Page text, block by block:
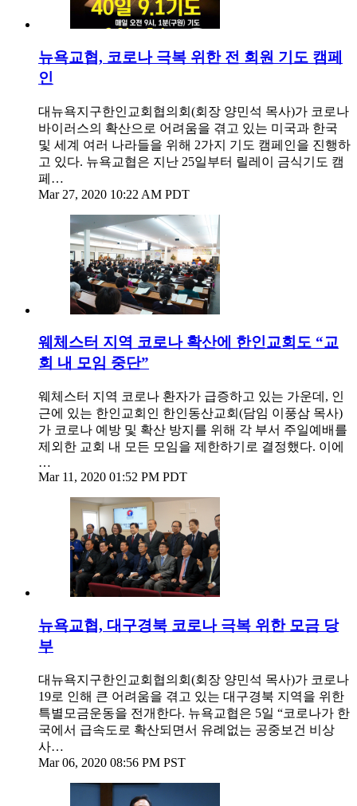
뉴욕교협, 코로나 극복 위한 전 회원 기도 캠페
인
대뉴욕지구한인교회협의회(회장 양민석 목사)가 코로나
바이러스의 확산으로 어려움을 겪고 있는 미국과 한국
및 세계 여러 나라들을 위해 2가지 기도 캠페인을 진행하
고 있다. 뉴욕교협은 지난 25일부터 릴레이 금식기도 캠
페…
Mar 27, 2020 10:22 AM PDT
웨체스터 지역 코로나 확산에 한인교회도 “교
회 내 모임 중단”
웨체스터 지역 코로나 환자가 급증하고 있는 가운데, 인
근에 있는 한인교회인 한인동산교회(담임 이풍삼 목사)
가 코로나 예방 및 확산 방지를 위해 각 부서 주일예배를
제외한 교회 내 모든 모임을 제한하기로 결정했다. 이에
…
Mar 11, 2020 01:52 PM PDT
뉴욕교협, 대구경북 코로나 극복 위한 모금 당
부
대뉴욕지구한인교회협의회(회장 양민석 목사)가 코로나
19로 인해 큰 어려움을 겪고 있는 대구경북 지역을 위한
특별모금운동을 전개한다. 뉴욕교협은 5일 “코로나가 한
국에서 급속도로 확산되면서 유례없는 공중보건 비상
사…
Mar 06, 2020 08:56 PM PST